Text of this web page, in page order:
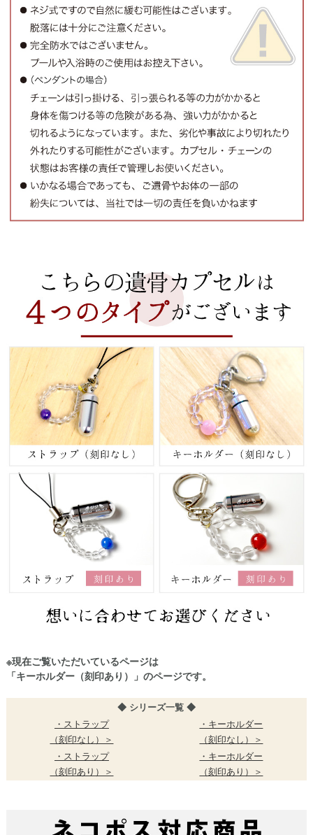
※現在ご覧いただいているページは
「キーホルダー（刻印あり）」のページです。
◆ シリーズ一覧 ◆
・ストラップ
（刻印なし）＞
・キーホルダー
（刻印なし）＞
・ストラップ
（刻印あり）＞
・キーホルダー
（刻印あり）＞